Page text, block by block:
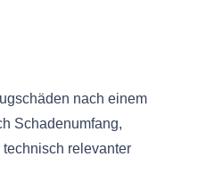
nach einem
Schadenumfang,
relevanter